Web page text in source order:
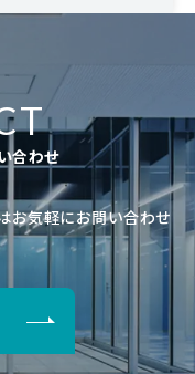
合わせ
お気軽にお問い合わせ